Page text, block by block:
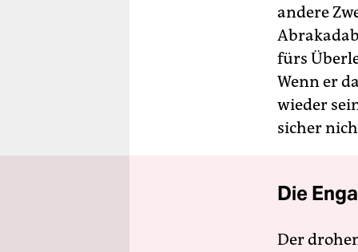
andere
fürs
Wenn er
wieder
sicher
Die
Der